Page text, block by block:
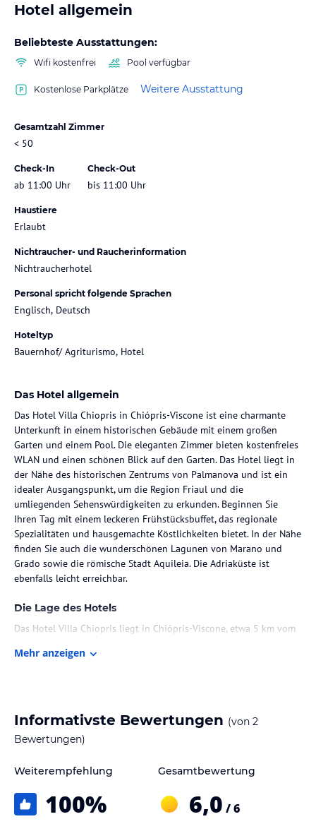
Hotel allgemein
Beliebteste Ausstattungen:
Wifi kostenfrei Pool verfügbar
Kostenlose Parkplätze Weitere Ausstattung
Gesamtzahl Zimmer
< 50
Check-In
ab 11:00 Uhr
Check-Out
bis 11:00 Uhr
Haustiere
Erlaubt
Nichtraucher- und Raucherinformation
Nichtraucherhotel
Personal spricht folgende Sprachen
Englisch, Deutsch
Hoteltyp
Bauernhof/ Agriturismo, Hotel
Das Hotel allgemein
Das Hotel Villa Chiopris in Chiópris-Viscone ist eine charmante
Unterkunft in einem historischen Gebäude mit einem großen
Garten und einem Pool. Die eleganten Zimmer bieten kostenfreies
WLAN und einen schönen Blick auf den Garten. Das Hotel liegt in
der Nähe des historischen Zentrums von Palmanova und ist ein
idealer Ausgangspunkt, um die Region Friaul und die
umliegenden Sehenswürdigkeiten zu erkunden. Beginnen Sie
Ihren Tag mit einem leckeren Frühstücksbuffet, das regionale
Spezialitäten und hausgemachte Köstlichkeiten bietet. In der Nähe
finden Sie auch die wunderschönen Lagunen von Marano und
Grado sowie die römische Stadt Aquileia. Die Adriaküste ist
ebenfalls leicht erreichbar.
Die Lage des Hotels
Das Hotel Villa Chiopris liegt in Chiópris-Viscone, etwa 5 km vom
bietet viele Möglichkeiten für Ausflüge und Erkundungen. Die
Zimmer / Unterbringung im Hotel
verfügen über Parkettböden und kostenfreies WLAN. Die
und sind mit einem Flachbild-TV ausgestattet. Die Apartments
verfügen auch über eine voll ausgestattete Küche, so dass Sie sich
Mehr anzeigen
Informativste Bewertungen (von 2
Bewertungen)
Weiterempfehlung
100%
Gesamtbewertung
6,0 / 6